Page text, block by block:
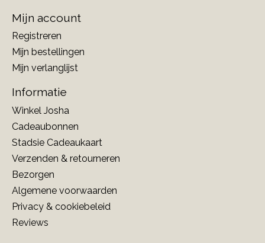
Mijn account
Registreren
Mijn bestellingen
Mijn verlanglijst
Informatie
Winkel Josha
Cadeaubonnen
Stadsie Cadeaukaart
Verzenden & retourneren
Bezorgen
Algemene voorwaarden
Privacy & cookiebeleid
Reviews